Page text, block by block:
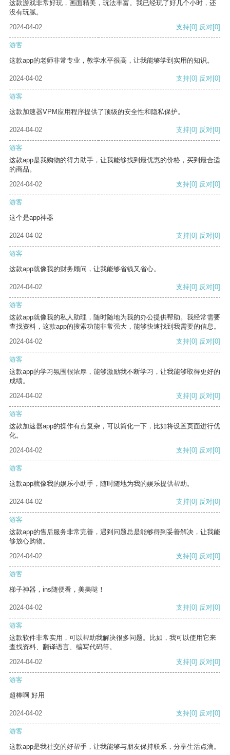
这款游戏非常好玩，画面精美，玩法丰富。我已经玩了好几个小时，还
没有玩腻。
2024-04-02
支持[0] 反对[0]
游客
这款app的老师非常专业，教学水平很高，让我能够学到实用的知识。
2024-04-02 支持[0] 反对[0]
游客
这款加速器VPM应用程序提供了顶级的安全性和隐私保护。
2024-04-02 支持[0] 反对[0]
游客
这款app是我购物的得力助手，让我能够找到最优惠的价格，买到最合适
的商品。
2024-04-02
支持[0] 反对[0]
游客
这个是app神器
2024-04-02 支持[0] 反对[0]
游客
这款app就像我的财务顾问，让我能够省钱又省心。
2024-04-02 支持[0] 反对[0]
游客
这款app就像我的私人助理，随时随地为我的办公提供帮助。我经常需要
查找资料，这款app的搜索功能非常强大，能够快速找到我需要的信息。
2024-04-02
支持[0] 反对[0]
游客
这款app的学习氛围很浓厚，能够激励我不断学习，让我能够取得更好的
成绩。
2024-04-02
支持[0] 反对[0]
游客
这款加速器app的操作有点复杂，可以简化一下，比如将设置页面进行优
化。
2024-04-02
支持[0] 反对[0]
游客
这款app就像我的娱乐小助手，随时随地为我的娱乐提供帮助。
2024-04-02 支持[0] 反对[0]
游客
这款app的售后服务非常完善，遇到问题总是能够得到妥善解决，让我能
够放心购物。
2024-04-02
支持[0] 反对[0]
游客
梯子神器，ins随便看，美美哒！
2024-04-02 支持[0] 反对[0]
游客
这款软件非常实用，可以帮助我解决很多问题。比如，我可以使用它来
查找资料、翻译语言、编写代码等。
2024-04-02
支持[0] 反对[0]
游客
超棒啊 好用
2024-04-02 支持[0] 反对[0]
游客
这款app是我社交的好帮手，让我能够与朋友保持联系，分享生活点滴。